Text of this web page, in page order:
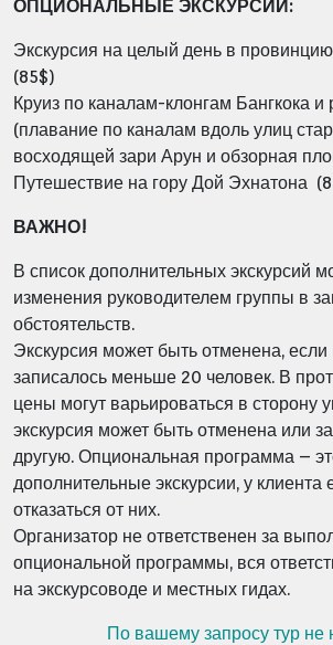
ОПЦИОНАЛЬНЫЕ ЭКСКУРСИИ:
Экскурсия на целый день в
(85$)
Круиз по каналам-клонгам Бангкока и
(плавание по каналам вдоль улиц
восходящей зари Арун и обзорная
Путешествие на гору Дой Эхнатона
ВАЖНО!
В список дополнительных экскурсий
изменения руководителем группы в
обстоятельств.
Экскурсия может быть отменена, если
записалось меньше 20 человек. В
цены могут варьироваться в сторону
экскурсия может быть отменена или
другую. Опциональная программа –
дополнительные экскурсии, у клиента
отказаться от них.
Организатор не ответственен за
опциональной программы, вся
на экскурсоводе и местных гидах.
По вашему запросу тур не